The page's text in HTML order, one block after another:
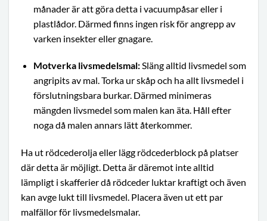
månader är att göra detta i vacuumpåsar eller i
plastlådor. Därmed finns ingen risk för angrepp av
varken insekter eller gnagare.
Motverka livsmedelsmal:Släng alltid livsmedel som
angripits av mal. Torka ur skåp och ha allt livsmedel i
förslutningsbara burkar. Därmed minimeras
mängden livsmedel som malen kan äta. Håll efter
noga då malen annars lätt återkommer.
Ha ut rödcederolja eller lägg rödcederblock på platser
där detta är möjligt. Detta är däremot inte alltid
lämpligt i skafferier då rödceder luktar kraftigt och även
kan avge lukt till livsmedel. Placera även ut ett par
malfällor för livsmedelsmalar.